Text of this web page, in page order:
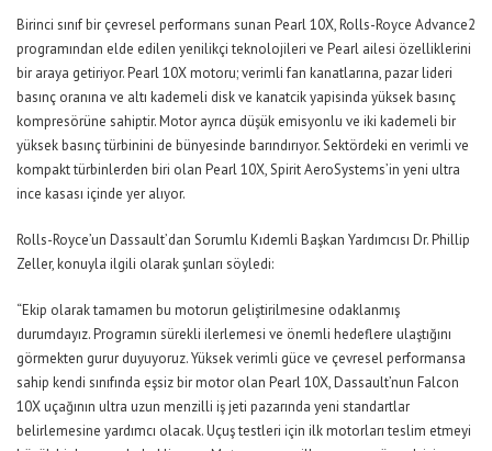
Birinci sınıf bir çevresel performans sunan Pearl 10X, Rolls-Royce Advance2
programından elde edilen yenilikçi teknolojileri ve Pearl ailesi özelliklerini
bir araya getiriyor. Pearl 10X motoru; verimli fan kanatlarına, pazar lideri
basınç oranına ve altı kademeli disk ve kanatcik yapisinda yüksek basınç
kompresörüne sahiptir. Motor ayrıca düşük emisyonlu ve iki kademeli bir
yüksek basınç türbinini de bünyesinde barındırıyor. Sektördeki en verimli ve
kompakt türbinlerden biri olan Pearl 10X, Spirit AeroSystems’in yeni ultra
ince kasası içinde yer alıyor.
Rolls-Royce’un Dassault’dan Sorumlu Kıdemli Başkan Yardımcısı Dr. Phillip
Zeller, konuyla ilgili olarak şunları söyledi:
“Ekip olarak tamamen bu motorun geliştirilmesine odaklanmış
durumdayız. Programın sürekli ilerlemesi ve önemli hedeflere ulaştığını
görmekten gurur duyuyoruz. Yüksek verimli güce ve çevresel performansa
sahip kendi sınıfında eşsiz bir motor olan Pearl 10X, Dassault’nun Falcon
10X uçağının ultra uzun menzilli iş jeti pazarında yeni standartlar
belirlemesine yardımcı olacak. Uçuş testleri için ilk motorları teslim etmeyi